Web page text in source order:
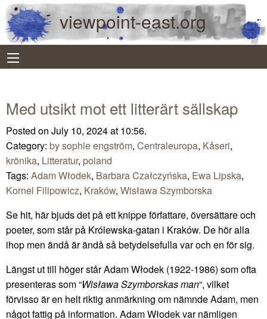
viewpoint-east.org
Med utsikt mot ett litterärt sällskap
Posted on July 10, 2024 at 10:56.
Category: by sophie engström, Centraleuropa, Kåseri,
krönika, Litteratur, poland
Tags: Adam Włodek, Barbara Czałczyńska, Ewa Lipska,
Kornel Filipowicz, Kraków, Wisława Szymborska
Se hit, här bjuds det på ett knippe författare, översättare och
poeter, som står på Królewska-gatan i Kraków. De hör alla
ihop men ändå är ändå så betydelsefulla var och en för sig.
Längst ut till höger står Adam Włodek (1922-1986) som ofta
presenteras som “Wisława Szymborskas man“, vilket
förvisso är en helt riktig anmärkning om nämnde Adam, men
något fattig på information. Adam Włodek var nämligen